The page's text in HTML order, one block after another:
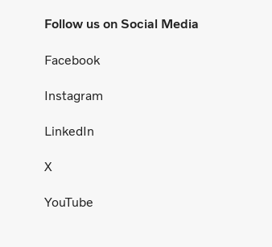
Follow us on Social Media
Facebook
Instagram
LinkedIn
X
YouTube